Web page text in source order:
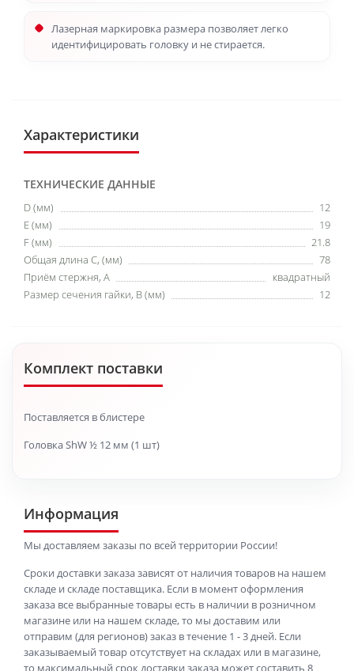
Лазерная маркировка размера позволяет легко
идентифицировать головку и не стирается.
Характеристики
ТЕХНИЧЕСКИЕ ДАННЫЕ
D (мм)
12
E (мм)
19
F (мм)
21.8
Общая длина C, (мм)
78
Приём стержня, А
квадратный
Размер сечения гайки, B (мм)
12
Комплект поставки
Поставляется в блистере
Головка ShW ½ 12 мм (1 шт)
Информация
Мы доставляем заказы по всей территории России!
Сроки доставки заказа зависят от наличия товаров на нашем
складе и складе поставщика. Если в момент оформления
заказа все выбранные товары есть в наличии в розничном
магазине или на нашем складе, то мы доставим или
отправим (для регионов) заказ в течение 1 - 3 дней. Если
заказываемый товар отсутствует на складах или в магазине,
то максимальный срок доставки заказа может составить 8